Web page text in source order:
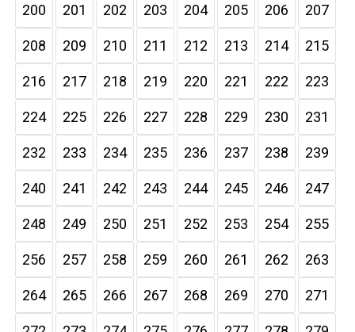
200 201 202 203 204 205 206 207
208 209 210 211 212 213 214 215
216 217 218 219 220 221 222 223
224 225 226 227 228 229 230 231
232 233 234 235 236 237 238 239
240 241 242 243 244 245 246 247
248 249 250 251 252 253 254 255
256 257 258 259 260 261 262 263
264 265 266 267 268 269 270 271